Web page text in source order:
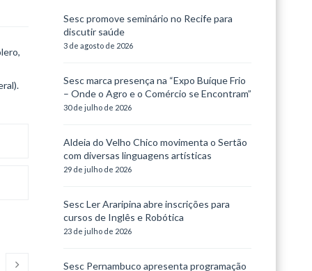
Sesc promove seminário no Recife para
discutir saúde
3 de agosto de 2026
Sesc marca presença na “Expo Buíque Frio
– Onde o Agro e o Comércio se Encontram”
30 de julho de 2026
Aldeia do Velho Chico movimenta o Sertão
com diversas linguagens artísticas
29 de julho de 2026
Sesc Ler Araripina abre inscrições para
cursos de Inglês e Robótica
23 de julho de 2026
Sesc Pernambuco apresenta programação